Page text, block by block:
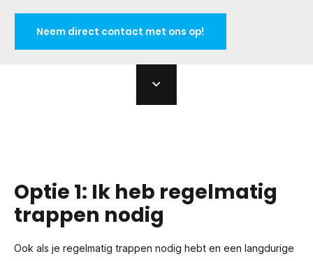
Neem direct contact met ons op!
Optie 1: Ik heb regelmatig
trappen nodig
Ook als je regelmatig trappen nodig hebt en een langdurige